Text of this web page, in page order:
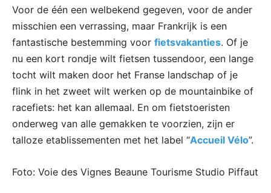
Voor de één een welbekend gegeven, voor de ander
misschien een verrassing, maar Frankrijk is een
fantastische bestemming voor fietsvakanties. Of je
nu een kort rondje wilt fietsen tussendoor, een lange
tocht wilt maken door het Franse landschap of je
flink in het zweet wilt werken op de mountainbike of
racefiets: het kan allemaal. En om fietstoeristen
onderweg van alle gemakken te voorzien, zijn er
talloze etablissementen met het label “Accueil Vélo”.
Foto: Voie des Vignes Beaune Tourisme Studio Piffaut